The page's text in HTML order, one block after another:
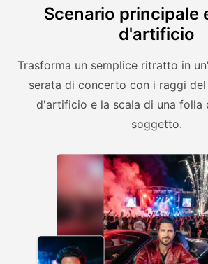
Scenario principale
d'artificio
Trasforma un semplice ritratto in
serata di concerto con i raggi
d'artificio e la scala di una folla
soggetto.